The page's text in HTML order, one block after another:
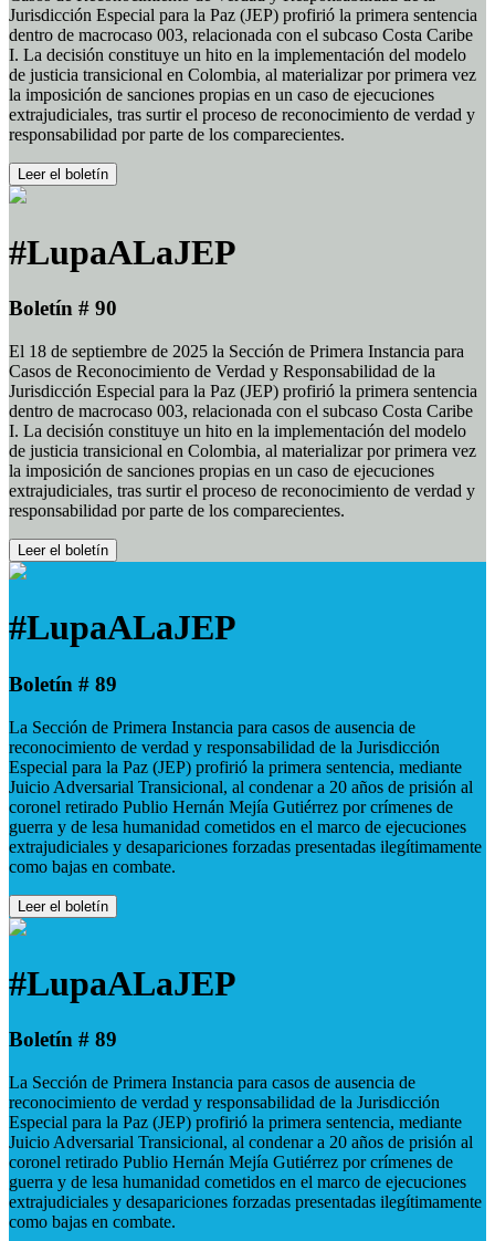
Jurisdicción Especial para la Paz (JEP) profirió la primera sentencia
dentro de macrocaso 003, relacionada con el subcaso Costa Caribe
I. La decisión constituye un hito en la implementación del modelo
de justicia transicional en Colombia, al materializar por primera vez
la imposición de sanciones propias en un caso de ejecuciones
extrajudiciales, tras surtir el proceso de reconocimiento de verdad y
responsabilidad por parte de los comparecientes.
Leer el boletín
#LupaALaJEP
Boletín # 90
El 18 de septiembre de 2025 la Sección de Primera Instancia para
Casos de Reconocimiento de Verdad y Responsabilidad de la
Jurisdicción Especial para la Paz (JEP) profirió la primera sentencia
dentro de macrocaso 003, relacionada con el subcaso Costa Caribe
I. La decisión constituye un hito en la implementación del modelo
de justicia transicional en Colombia, al materializar por primera vez
la imposición de sanciones propias en un caso de ejecuciones
extrajudiciales, tras surtir el proceso de reconocimiento de verdad y
responsabilidad por parte de los comparecientes.
Leer el boletín
#LupaALaJEP
Boletín # 89
La Sección de Primera Instancia para casos de ausencia de
reconocimiento de verdad y responsabilidad de la Jurisdicción
Especial para la Paz (JEP) profirió la primera sentencia, mediante
Juicio Adversarial Transicional, al condenar a 20 años de prisión al
coronel retirado Publio Hernán Mejía Gutiérrez por crímenes de
guerra y de lesa humanidad cometidos en el marco de ejecuciones
extrajudiciales y desapariciones forzadas presentadas ilegítimamente
como bajas en combate.
Leer el boletín
#LupaALaJEP
Boletín # 89
La Sección de Primera Instancia para casos de ausencia de
reconocimiento de verdad y responsabilidad de la Jurisdicción
Especial para la Paz (JEP) profirió la primera sentencia, mediante
Juicio Adversarial Transicional, al condenar a 20 años de prisión al
coronel retirado Publio Hernán Mejía Gutiérrez por crímenes de
guerra y de lesa humanidad cometidos en el marco de ejecuciones
extrajudiciales y desapariciones forzadas presentadas ilegítimamente
como bajas en combate.